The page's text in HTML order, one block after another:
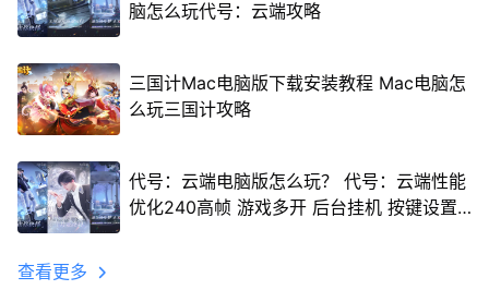
脑怎么玩代号：云端攻略
三国计Mac电脑版下载安装教程 Mac电脑怎
么玩三国计攻略
代号：云端电脑版怎么玩？ 代号：云端性能
优化240高帧 游戏多开 后台挂机 按键设置
查看更多